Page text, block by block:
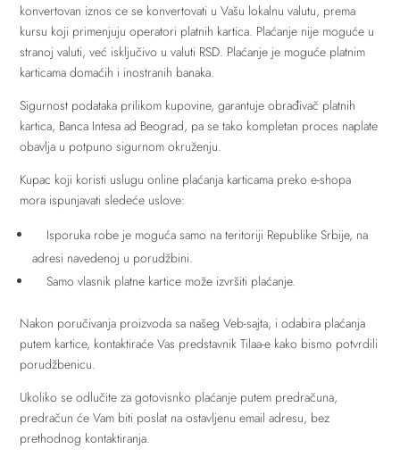
konvertovan iznos ce se konvertovati u Vašu lokalnu valutu, prema
kursu koji primenjuju operatori platnih kartica. Plaćanje nije moguće u
stranoj valuti, već isključivo u valuti RSD. Plaćanje je moguće platnim
karticama domaćih i inostranih banaka.
Sigurnost podataka prilikom kupovine, garantuje obrađivač platnih
kartica, Banca Intesa ad Beograd, pa se tako kompletan proces naplate
obavlja u potpuno sigurnom okruženju.
Kupac koji koristi uslugu online plaćanja karticama preko e-shopa
mora ispunjavati sledeće uslove:
Isporuka robe je moguća samo na teritoriji Republike Srbije, na
adresi navedenoj u porudžbini.
Samo vlasnik platne kartice može izvršiti plaćanje.
Nakon poručivanja proizvoda sa našeg Veb-sajta, i odabira plaćanja
putem kartice, kontaktiraće Vas predstavnik Tilaa-e kako bismo potvrdili
porudžbenicu.
Ukoliko se odlučite za gotovisnko plaćanje putem predračuna,
predračun će Vam biti poslat na ostavljenu email adresu, bez
prethodnog kontaktiranja.